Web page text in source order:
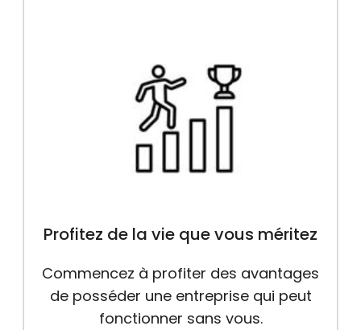
Profitez de la vie que vous méritez
Commencez à profiter des avantages
de posséder une entreprise qui peut
fonctionner sans vous.